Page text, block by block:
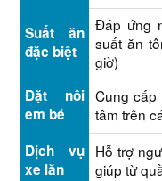
Suất ăn
đặc biệt
Đáp ứng
suất ăn
giờ)
Đặt nôi
em bé
Cung cấp
tâm trên
Dịch vụ
xe lăn
Hỗ trợ
giúp từ